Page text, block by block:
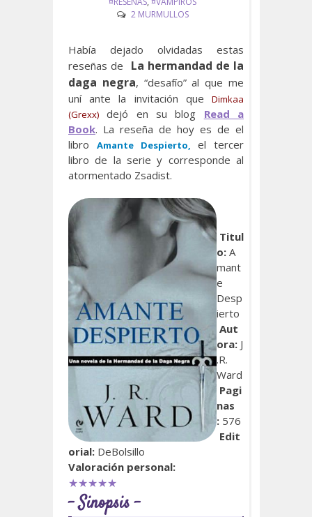
2 MURMULLOS
Había dejado olvidadas estas
reseñas de La hermandad de la
daga negra, “desafío” al que me
uní ante la invitación que Dimkaa
(Grexx) dejó en su blog Read a
Book. La reseña de hoy es de el
libro Amante Despierto, el tercer
libro de la serie y corresponde al
atormentado Zsadist.
Titul
o: A
mant
e
Desp
ierto
Aut
ora: J
.R.
Ward
Pagi
nas
: 576
Edit
orial: DeBolsillo
Valoración personal:
★★★★★
- Sinopsis -